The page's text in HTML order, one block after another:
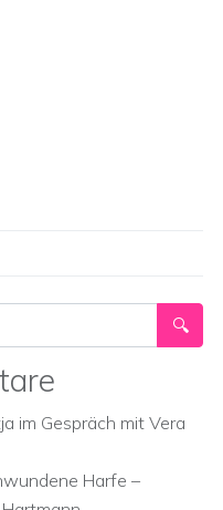
im Gespräch mit Vera
Harfe –